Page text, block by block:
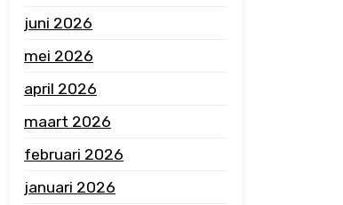
juni 2026
mei 2026
april 2026
maart 2026
februari 2026
januari 2026